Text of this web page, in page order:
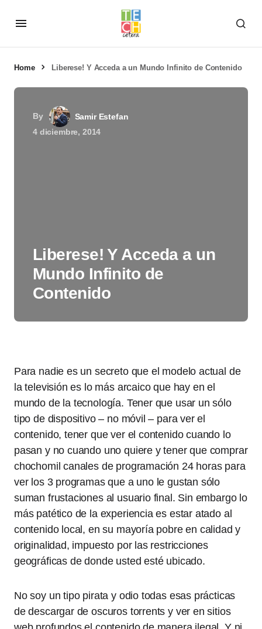
Home Liberese! Y Acceda a un Mundo Infinito de Contenido
By
Samir Estefan
4 diciembre, 2014
Liberese! Y Acceda a un
Mundo Infinito de
Contenido
Para nadie es un secreto que el modelo actual de
la televisión es lo más arcaico que hay en el
mundo de la tecnología. Tener que usar un sólo
tipo de dispositivo – no móvil – para ver el
contenido, tener que ver el contenido cuando lo
pasan y no cuando uno quiere y tener que comprar
chochomil canales de programación 24 horas para
ver los 3 programas que a uno le gustan sólo
suman frustaciones al usuario final. Sin embargo lo
más patético de la experiencia es estar atado al
contenido local, en su mayoría pobre en calidad y
originalidad, impuesto por las restricciones
geográficas de donde usted esté ubicado.
No soy un tipo pirata y odio todas esas prácticas
de descargar de oscuros torrents y ver en sitios